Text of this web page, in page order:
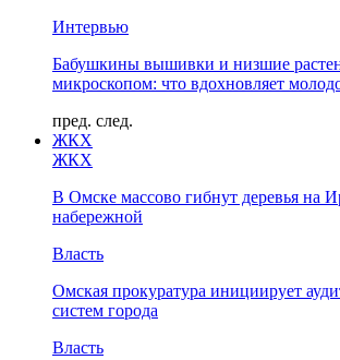
Интервью
Бабушкины вышивки и низшие
микроскопом: что вдохновляет
пред. след.
ЖКХ
ЖКХ
В Омске массово гибнут деревья на
набережной
Власть
Омская прокуратура инициирует
систем города
Власть